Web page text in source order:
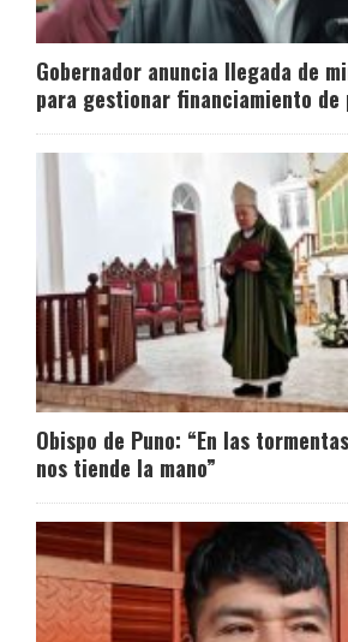
Gobernador anuncia llegada de
para gestionar financiamiento de
Obispo de Puno: “En las
nos tiende la mano”